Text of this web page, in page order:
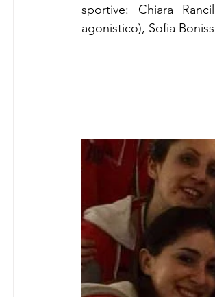
sportive: Chiara
agonistico), Sofia